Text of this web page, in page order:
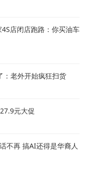
店闭店跑路：你买油车
：老外开始疯狂扫货
元大促
不再 搞AI还得是华裔人